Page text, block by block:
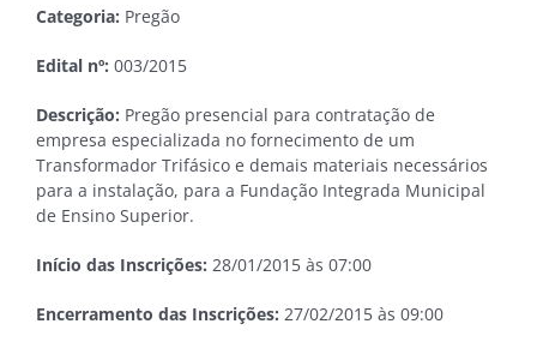
Categoria: Pregão
Edital nº: 003/2015
Descrição: Pregão presencial para contratação de
empresa especializada no fornecimento de um
Transformador Trifásico e demais materiais necessários
para a instalação, para a Fundação Integrada Municipal
de Ensino Superior.
Início das Inscrições: 28/01/2015 às 07:00
Encerramento das Inscrições: 27/02/2015 às 09:00